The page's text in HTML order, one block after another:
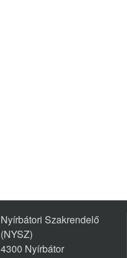
Nyírbátori Szakrendelő
(NYSZ)
4300 Nyírbátor